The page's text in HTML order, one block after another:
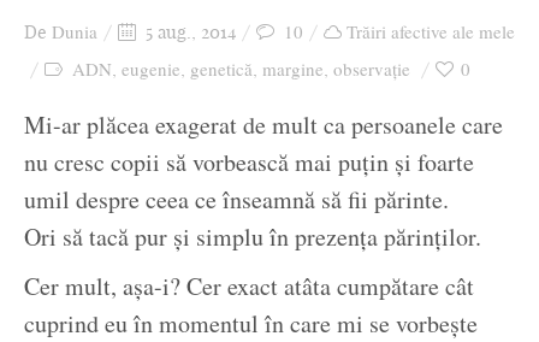
Cursuri povestite
Ziua culorii
De Dunia 5 aug., 2014 10
Trăiri afective ale mele
ADN, eugenie, genetică, margine, observație 0
Mi-ar plăcea exagerat de mult ca persoanele care
nu cresc copii să vorbească mai puțin și foarte
umil despre ceea ce înseamnă să fii părinte.
Ori să tacă pur și simplu în prezența părinților.
Cer mult, așa-i? Cer exact atâta cumpătare cât
cuprind eu în momentul în care mi se vorbește